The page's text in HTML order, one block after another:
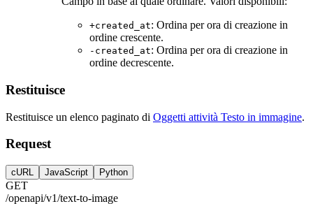
+created_at: Ordina per ora di creazione in
ordine crescente.
-created_at: Ordina per ora di creazione in
ordine decrescente.
Restituisce
Restituisce un elenco paginato di Oggetti attività Testo in immagine.
Request
cURL JavaScript Python
GET
/openapi/v1/text-to-image